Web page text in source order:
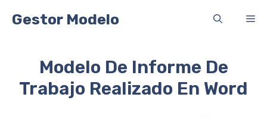
Gestor Modelo
Modelo De Informe De
Trabajo Realizado En Word